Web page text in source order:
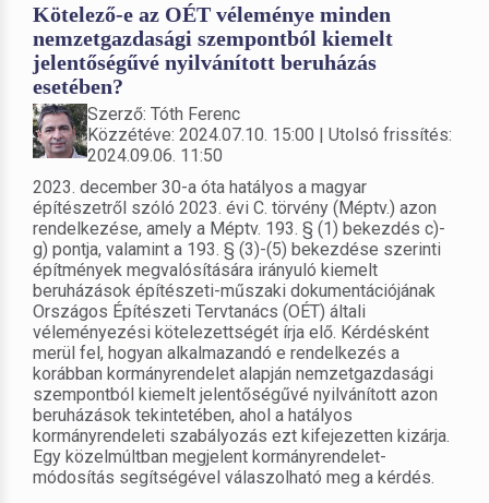
Kötelező-e az OÉT véleménye minden
nemzetgazdasági szempontból kiemelt
jelentőségűvé nyilvánított beruházás
esetében?
Szerző: Tóth Ferenc
Közzétéve: 2024.07.10. 15:00 | Utolsó frissítés:
2024.09.06. 11:50
2023. december 30-a óta hatályos a magyar
építészetről szóló 2023. évi C. törvény (Méptv.) azon
rendelkezése, amely a Méptv. 193. § (1) bekezdés c)-
g) pontja, valamint a 193. § (3)-(5) bekezdése szerinti
építmények megvalósítására irányuló kiemelt
beruházások építészeti-műszaki dokumentációjának
Országos Építészeti Tervtanács (OÉT) általi
véleményezési kötelezettségét írja elő. Kérdésként
merül fel, hogyan alkalmazandó e rendelkezés a
korábban kormányrendelet alapján nemzetgazdasági
szempontból kiemelt jelentőségűvé nyilvánított azon
beruházások tekintetében, ahol a hatályos
kormányrendeleti szabályozás ezt kifejezetten kizárja.
Egy közelmúltban megjelent kormányrendelet-
módosítás segítségével válaszolható meg a kérdés.